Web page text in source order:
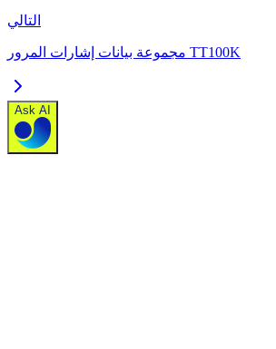
التالي
مجموعة بيانات إشارات المرور TT100K
Ask AI